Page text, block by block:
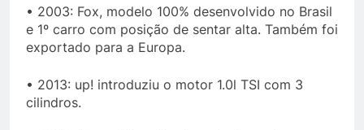
• 2003: Fox, modelo 100% desenvolvido no Brasil
e 1º carro com posição de sentar alta. Também foi
exportado para a Europa.
• 2013: up! introduziu o motor 1.0l TSI com 3
cilindros.